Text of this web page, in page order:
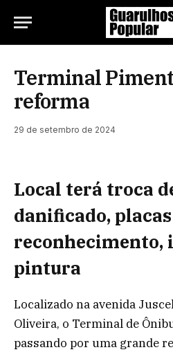
Terminal
reforma
29 de setembro de 2024
Local terá troca
danificado,
reconhecimento,
pintura
Localizado na avenida
Oliveira, o Terminal de
passando por uma grande